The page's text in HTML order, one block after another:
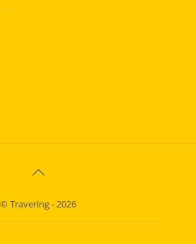
—
© Travering - 2026